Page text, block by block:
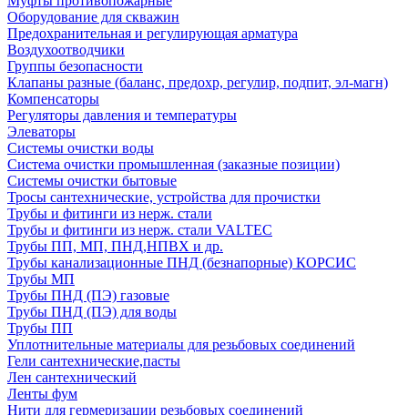
Оборудование для скважин
Предохранительная и регулирующая арматура
Воздухоотводчики
Группы безопасности
Клапаны разные (баланс, предохр, регулир, подпит, эл-магн)
Компенсаторы
Регуляторы давления и температуры
Элеваторы
Системы очистки воды
Система очистки промышленная (заказные позиции)
Системы очистки бытовые
Тросы сантехнические, устройства для прочистки
Трубы и фитинги из нерж. стали
Трубы и фитинги из нерж. стали VALTEC
Трубы ПП, МП, ПНД,НПВХ и др.
Трубы канализационные ПНД (безнапорные) КОРСИС
Трубы МП
Трубы ПНД (ПЭ) газовые
Трубы ПНД (ПЭ) для воды
Трубы ПП
Уплотнительные материалы для резьбовых соединений
Гели сантехнические,пасты
Лен сантехнический
Ленты фум
Нити для гермеризации резьбовых соединений